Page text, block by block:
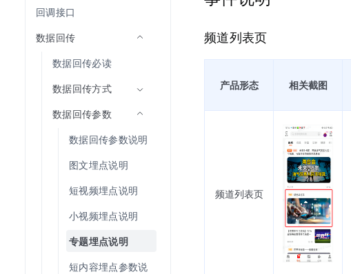
回调接口
数据回传
数据回传必读
数据回传方式
数据回传参数
数据回传参数说明
图文埋点说明
短视频埋点说明
小视频埋点说明
专题埋点说明
短内容埋点参数说
频道列表页
产品形态 相关截图
频道列表页